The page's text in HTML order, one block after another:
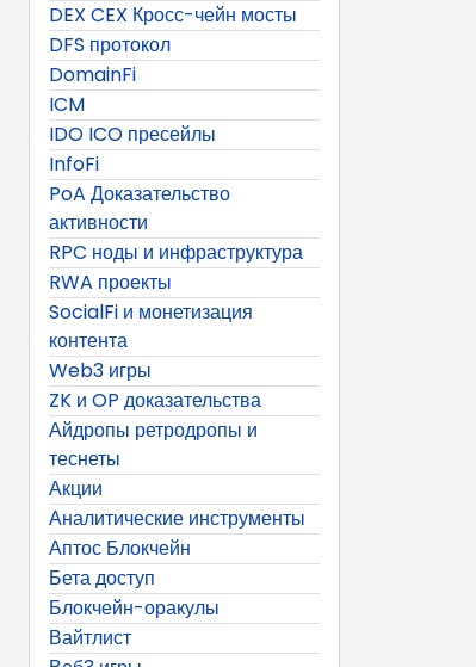
DEX CEX Кросс-чейн мосты
DFS протокол
DomainFi
ICM
IDO ICO пресейлы
InfoFi
PoA Доказательство
активности
RPC ноды и инфраструктура
RWA проекты
SocialFi и монетизация
контента
Web3 игры
ZK и OP доказательства
Айдропы ретродропы и
теснеты
Акции
Аналитические инструменты
Аптос Блокчейн
Бета доступ
Блокчейн-оракулы
Вайтлист